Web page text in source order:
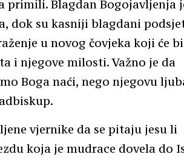
primili. Blagdan Bogojavljenja
dok su kasniji blagdani
u novog čovjeka koji će
i njegove milosti. Važno je da
Boga naći, nego njegovu
vjernike da se pitaju jesu li
koja je mudrace dovela do